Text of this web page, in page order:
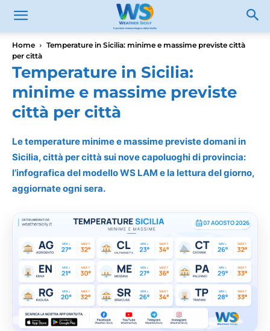
Home
Temperature in Sicilia: minime e massime previste città
per città
Temperature in Sicilia:
minime e massime previste
città per città
Le temperature minime e massime previste domani in
Sicilia, città per città sui nove capoluoghi di provincia:
l’infografica del modello WS LAM e la lettura del giorno,
aggiornate ogni sera.